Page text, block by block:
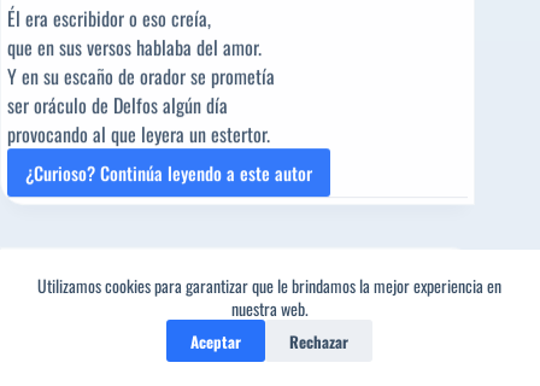
Utilizamos cookies para garantizar que le brindamos la mejor experiencia en
nuestra web.
Aceptar Rechazar
Él era escribidor o eso creía,
que en sus versos hablaba del amor.
Y en su escaño de orador se prometía
ser oráculo de Delfos algún día
provocando al que leyera un estertor.
¿Curioso? Continúa leyendo a este autor
UN
HOMBRE-
del
Manuel
Pérez
1 comentario